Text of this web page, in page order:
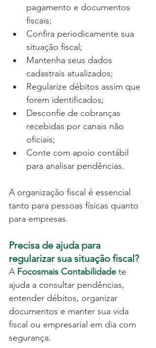
pagamento e documentos
fiscais;
Confira periodicamente sua
situação fiscal;
Mantenha seus dados
cadastrais atualizados;
Regularize débitos assim que
forem identificados;
Desconfie de cobranças
recebidas por canais não
oficiais;
Conte com apoio contábil
para analisar pendências.
A organização fiscal é essencial
tanto para pessoas físicas quanto
para empresas.
Precisa de ajuda para
regularizar sua situação fiscal?
A Focosmais Contabilidade te
ajuda a consultar pendências,
entender débitos, organizar
documentos e manter sua vida
fiscal ou empresarial em dia com
segurança.